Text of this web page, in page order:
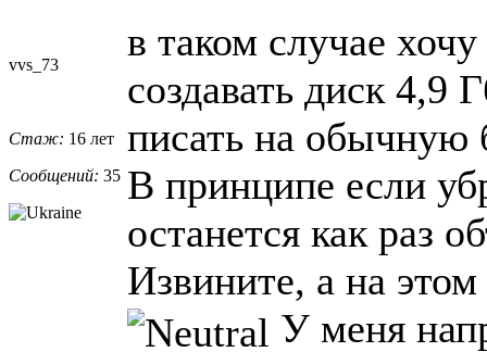
vvs_73
Стаж: 16 лет
Сообщений: 35
в таком случае
создавать диск 4,9
писать на обычную
В принципе если
останется как раз
Извините, а на
У меня